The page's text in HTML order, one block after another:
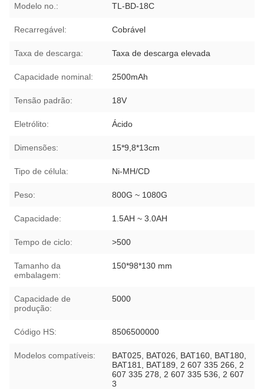
Modelo no.: TL-BD-18C
Recarregável: Cobrável
Taxa de descarga: Taxa de descarga elevada
Capacidade nominal: 2500mAh
Tensão padrão: 18V
Eletrólito: Ácido
Dimensões: 15*9,8*13cm
Tipo de célula: Ni-MH/CD
Peso: 800G ~ 1080G
Capacidade: 1.5AH ~ 3.0AH
Tempo de ciclo: >500
Tamanho da
embalagem:
150*98*130 mm
Capacidade de
produção:
5000
Código HS: 8506500000
Modelos compatíveis:
BAT025, BAT026, BAT160, BAT180,
BAT181, BAT189, 2 607 335 266, 2
607 335 278, 2 607 335 536, 2 607
3